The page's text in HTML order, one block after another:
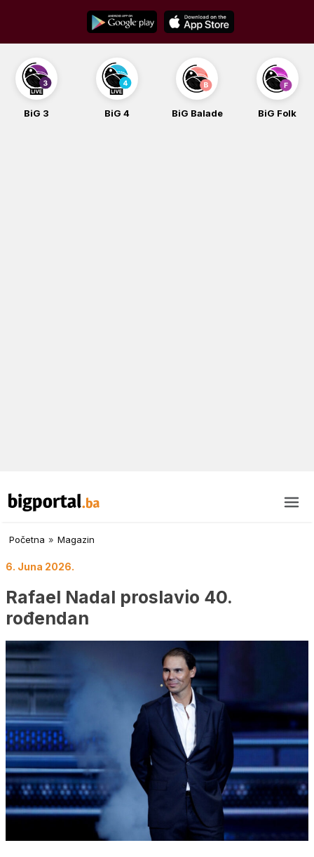
content
BiG 3 BiG 4 BiG Balade BiG Folk
Početna » Magazin
6. Juna 2026.
Rafael Nadal proslavio 40.
rođendan